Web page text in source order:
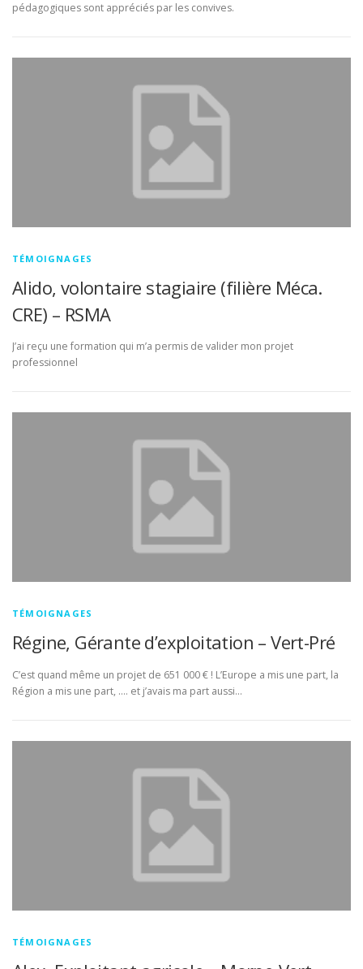
pédagogiques sont appréciés par les convives.
TÉMOIGNAGES
Alido, volontaire stagiaire (filière Méca.
CRE) – RSMA
J’ai reçu une formation qui m’a permis de valider mon projet
professionnel
TÉMOIGNAGES
Régine, Gérante d’exploitation – Vert-Pré
C’est quand même un projet de 651 000 € ! L’Europe a mis une part, la
Région a mis une part, …. et j’avais ma part aussi…
TÉMOIGNAGES